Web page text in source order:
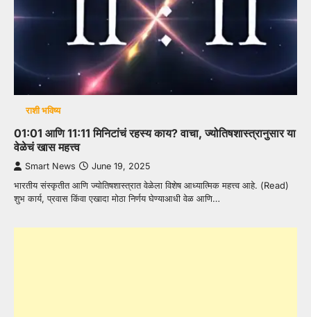
राशी भविष्य
01:01 आणि 11:11 मिनिटांचं रहस्य काय? वाचा, ज्योतिषशास्त्रानुसार या
वेळेचं खास महत्त्व
Smart News June 19, 2025
भारतीय संस्कृतीत आणि ज्योतिषशास्त्रात वेळेला विशेष आध्यात्मिक महत्त्व आहे. (Read)
शुभ कार्य, प्रवास किंवा एखादा मोठा निर्णय घेण्याआधी वेळ आणि…